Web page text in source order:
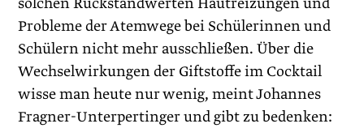
Probleme der Atemwege bei Schülerinnen und
Schülern nicht mehr ausschließen. Über die
Wechselwirkungen der Giftstoffe im Cocktail
wisse man heute nur wenig, meint Johannes
Fragner-Unterpertinger und gibt zu bedenken: